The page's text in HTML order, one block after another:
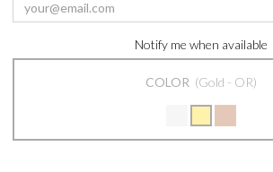
Notify me when available
COLOR Gold - OR